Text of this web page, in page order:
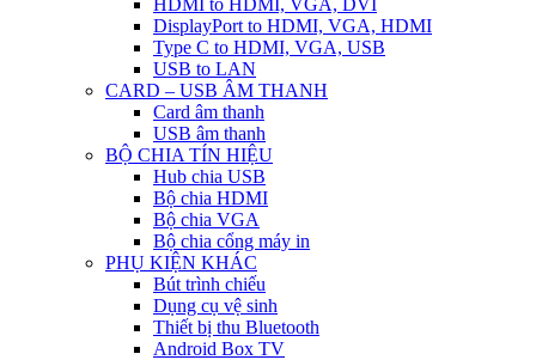
HDMI to HDMI, VGA, DVI
DisplayPort to HDMI, VGA, HDMI
Type C to HDMI, VGA, USB
USB to LAN
CARD – USB ÂM THANH
Card âm thanh
USB âm thanh
BỘ CHIA TÍN HIỆU
Hub chia USB
Bộ chia HDMI
Bộ chia VGA
Bộ chia cổng máy in
PHỤ KIỆN KHÁC
Bút trình chiếu
Dụng cụ vệ sinh
Thiết bị thu Bluetooth
Android Box TV